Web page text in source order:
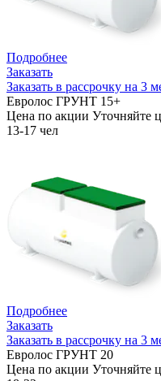
Подробнее
Заказать
Заказать в рассрочку на 3
Евролос ГРУНТ 15+
Цена по акции Уточняйте
13-17 чел
Подробнее
Заказать
Заказать в рассрочку на 3
Евролос ГРУНТ 20
Цена по акции Уточняйте